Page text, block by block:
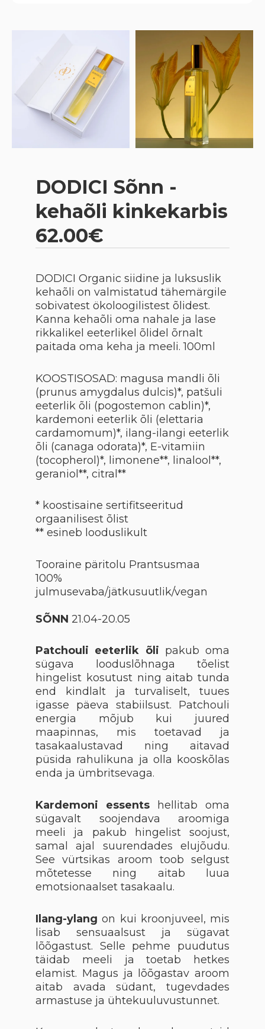
DODICI Sõnn -
kehaõli kinkekarbis
62.00€
DODICI Organic siidine ja luksuslik
kehaõli on valmistatud tähemärgile
sobivatest ökoloogilistest õlidest.
Kanna kehaõli oma nahale ja lase
rikkalikel eeterlikel õlidel õrnalt
paitada oma keha ja meeli. 100ml
KOOSTISOSAD: magusa mandli õli
(prunus amygdalus dulcis)*, patšuli
eeterlik õli (pogostemon cablin)*,
kardemoni eeterlik õli (elettaria
cardamomum)*, ilang-ilangi eeterlik
õli (canaga odorata)*, E-vitamiin
(tocopherol)*, limonene**, linalool**,
geraniol**, citral**
* koostisaine sertifitseeritud
orgaanilisest õlist
** esineb looduslikult
Tooraine päritolu Prantsusmaa
100%
julmusevaba/jätkusuutlik/vegan
SÕNN 21.04-20.05
Patchouli eeterlik õli pakub oma
sügava looduslõhnaga tõelist
hingelist kosutust ning aitab tunda
end kindlalt ja turvaliselt, tuues
igasse päeva stabiilsust. Patchouli
energia mõjub kui juured
maapinnas, mis toetavad ja
tasakaalustavad ning aitavad
püsida rahulikuna ja olla kooskõlas
enda ja ümbritsevaga.
Kardemoni essents hellitab oma
sügavalt soojendava aroomiga
meeli ja pakub hingelist soojust,
samal ajal suurendades elujõudu.
See vürtsikas aroom toob selgust
mõtetesse ning aitab luua
emotsionaalset tasakaalu.
Ilang-ylang on kui kroonjuveel, mis
lisab sensuaalsust ja sügavat
lõõgastust. Selle pehme puudutus
täidab meeli ja toetab hetkes
elamist. Magus ja lõõgastav aroom
aitab avada südant, tugevdades
armastuse ja ühtekuuluvustunnet.